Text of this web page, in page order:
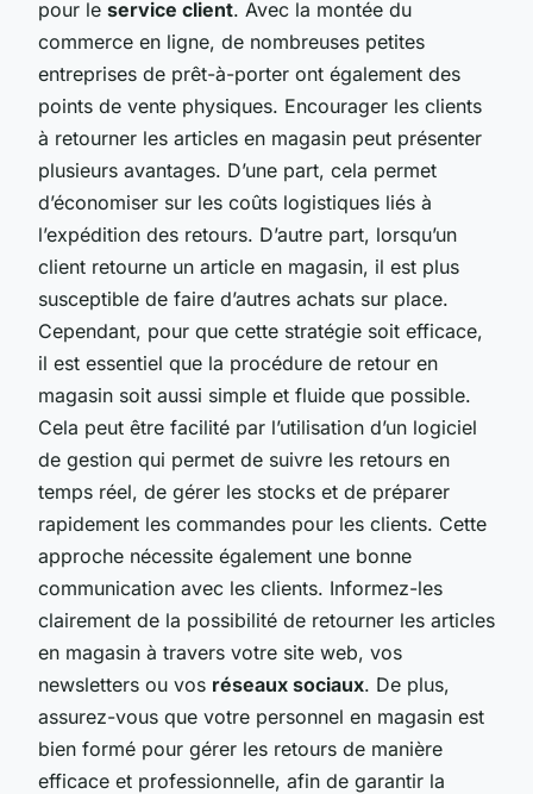
pour le service client. Avec la montée du
commerce en ligne, de nombreuses petites
entreprises de prêt-à-porter ont également des
points de vente physiques. Encourager les clients
à retourner les articles en magasin peut présenter
plusieurs avantages. D’une part, cela permet
d’économiser sur les coûts logistiques liés à
l’expédition des retours. D’autre part, lorsqu’un
client retourne un article en magasin, il est plus
susceptible de faire d’autres achats sur place.
Cependant, pour que cette stratégie soit efficace,
il est essentiel que la procédure de retour en
magasin soit aussi simple et fluide que possible.
Cela peut être facilité par l’utilisation d’un logiciel
de gestion qui permet de suivre les retours en
temps réel, de gérer les stocks et de préparer
rapidement les commandes pour les clients. Cette
approche nécessite également une bonne
communication avec les clients. Informez-les
clairement de la possibilité de retourner les articles
en magasin à travers votre site web, vos
newsletters ou vos réseaux sociaux. De plus,
assurez-vous que votre personnel en magasin est
bien formé pour gérer les retours de manière
efficace et professionnelle, afin de garantir la